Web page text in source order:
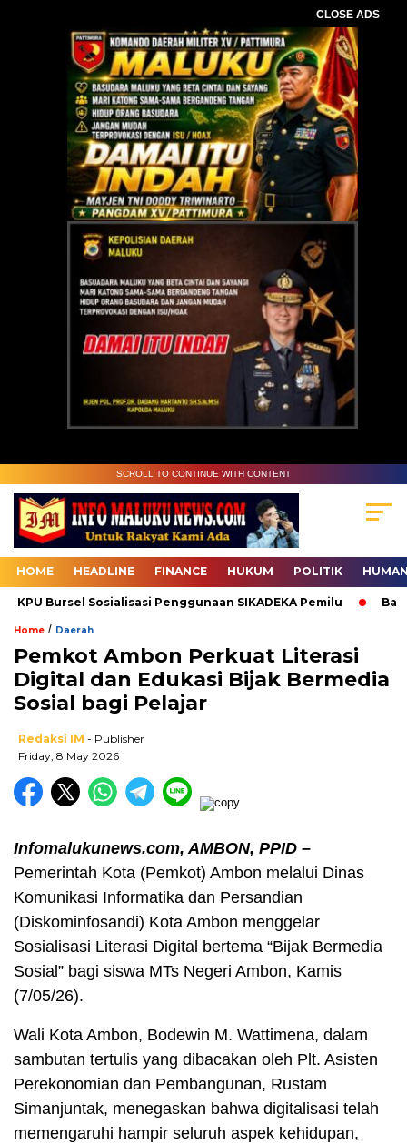
CLOSE ADS
SCROLL TO CONTINUE WITH CONTENT
HOME HEADLINE FINANCE HUKUM POLITIK
Bursel Sosialisasi Penggunaan SIKADEKA Pemilu
Home / Daerah
Pemkot Ambon Perkuat Literasi
Digital dan Edukasi Bijak Bermedia
Sosial bagi Pelajar
Redaksi IM - Publisher
Friday, 8 May 2026
Infomalukunews.com, AMBON, PPID –
Pemerintah Kota (Pemkot) Ambon melalui Dinas
Komunikasi Informatika dan Persandian
(Diskominfosandi) Kota Ambon menggelar
Sosialisasi Literasi Digital bertema “Bijak Bermedia
Sosial” bagi siswa MTs Negeri Ambon, Kamis
(7/05/26).
Wali Kota Ambon, Bodewin M. Wattimena, dalam
sambutan tertulis yang dibacakan oleh Plt. Asisten
Perekonomian dan Pembangunan, Rustam
Simanjuntak, menegaskan bahwa digitalisasi telah
memengaruhi hampir seluruh aspek kehidupan,